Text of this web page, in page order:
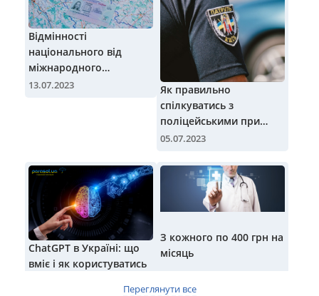
Відмінності
національного від
міжнародного
посвідчення водія
13.07.2023
Як правильно
спілкуватись з
поліцейськими при
зупинці авто | Блог
05.07.2023
ChatGPT в Україні: що
вміє і як користуватись
З кожного по 400 грн на
місяць
29.10.2018
Переглянути все